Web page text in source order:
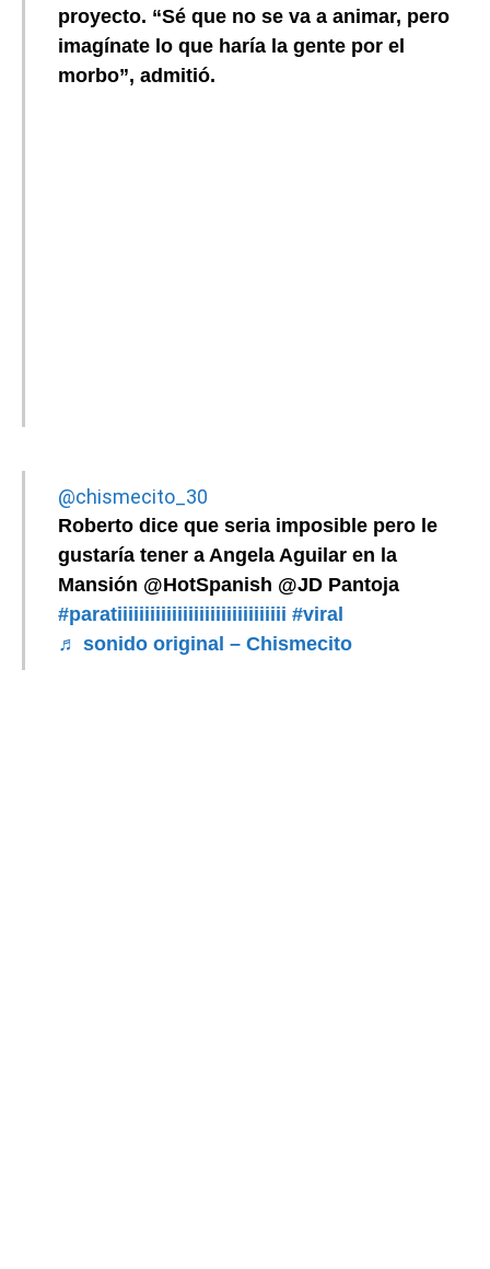
proyecto. “Sé que no se va a animar, pero
imagínate lo que haría la gente por el
morbo”, admitió.
@chismecito_30
Roberto dice que seria imposible pero le
gustaría tener a Angela Aguilar en la
Mansión @HotSpanish @JD Pantoja
#paratiiiiiiiiiiiiiiiiiiiiiiiiiiiiiii #viral
♬ sonido original – Chismecito